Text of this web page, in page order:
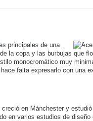
principales de una
la copa y las burbujas que
monocromático muy
falta expresarlo con una
en Mánchester y
en varios estudios de